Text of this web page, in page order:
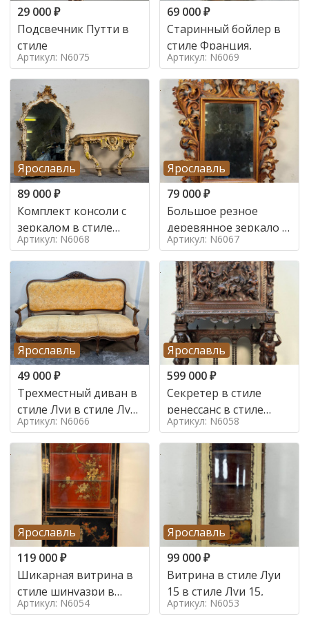
29 000₽
Подсвечник Путти в
стиле
Артикул: N6075
69 000₽
Старинный бойлер в
стиле Франция,
Артикул: N6069
Ярославль
89 000₽
Комплект консоли с
зеркалом в стиле
ренессанс,
Артикул: N6068
Ярославль
79 000₽
Большое резное
деревянное зеркало с
золочением в стиле
Артикул: N6067
Ярославль
49 000₽
Трехместный диван в
стиле Луи в стиле Луи
16,
Артикул: N6066
Ярославль
599 000₽
Секретер в стиле
ренессанс в стиле
ренессанс, 19 век
Артикул: N6058
Ярославль
119 000₽
Шикарная витрина в
стиле шинуазри в
стиле шинуазри,
Артикул: N6054
Ярославль
99 000₽
Витрина в стиле Луи
15 в стиле Луи 15,
Артикул: N6053